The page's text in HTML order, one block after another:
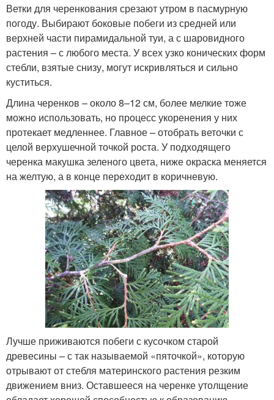
Ветки для черенкования срезают утром в пасмурную
погоду. Выбирают боковые побеги из средней или
верхней части пирамидальной туи, а с шаровидного
растения – с любого места. У всех узко конических форм
стебли, взятые снизу, могут искривляться и сильно
куститься.
Длина черенков – около 8–12 см, более мелкие тоже
можно использовать, но процесс укоренения у них
протекает медленнее. Главное – отобрать веточки с
целой верхушечной точкой роста. У подходящего
черенка макушка зеленого цвета, ниже окраска меняется
на желтую, а в конце переходит в коричневую.
Лучше приживаются побеги с кусочком старой
древесины – с так называемой «пяточкой», которую
отрывают от стебля материнского растения резким
движением вниз. Оставшееся на черенке утолщение